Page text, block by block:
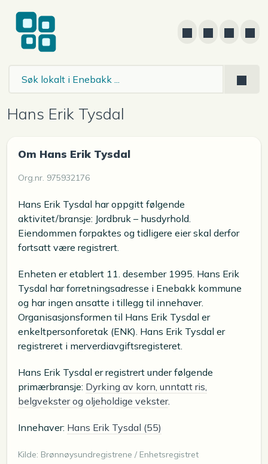
Hans Erik Tysdal
Om Hans Erik Tysdal
Org.nr. 975932176
Hans Erik Tysdal har oppgitt følgende
aktivitet/bransje: Jordbruk – husdyrhold.
Eiendommen forpaktes og tidligere eier skal derfor
fortsatt være registrert.
Enheten er etablert 11. desember 1995. Hans Erik
Tysdal har forretningsadresse i Enebakk kommune
og har ingen ansatte i tillegg til innehaver.
Organisasjonsformen til Hans Erik Tysdal er
enkeltpersonforetak (ENK). Hans Erik Tysdal er
registreret i merverdiavgiftsregisteret.
Hans Erik Tysdal er registrert under følgende
primærbransje: Dyrking av korn, unntatt ris,
belgvekster og oljeholdige vekster.
Innehaver: Hans Erik Tysdal (55)
Kilde: Brønnøysundregistrene / Enhetsregistret